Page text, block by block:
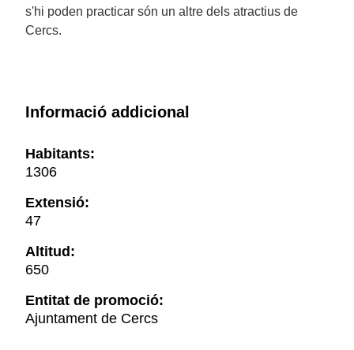
s'hi poden practicar són un altre dels atractius de
Cercs.
Informació addicional
Habitants:
1306
Extensió:
47
Altitud:
650
Entitat de promoció:
Ajuntament de Cercs